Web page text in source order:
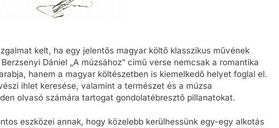
kelt, ha egy jelentős magyar költő klasszikus művének
Dániel „A múzsához” című verse nemcsak a romantika
hanem a magyar költészetben is kiemelkedő helyet foglal el.
ihlet keresése, valamint a természet és a múzsa
olvasó számára tartogat gondolatébresztő pillanatokat.
eszközei annak, hogy közelebb kerülhessünk egy-egy alkotás